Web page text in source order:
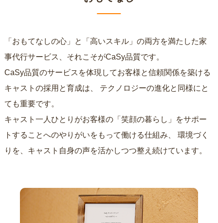
「おもてなしの心」と「高いスキル」の両方を満たした家
事代行サービス、それこそがCaSy品質です。
CaSy品質のサービスを体現してお客様と信頼関係を築ける
キャストの採用と育成は、
ても重要です。
キャスト一人ひとりがお客様の「笑顔の暮らし」をサポー
トすることへのやりがいをもって働ける仕組み、
りを、キャスト自身の声を活かしつつ整え続けています。